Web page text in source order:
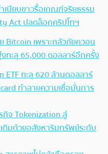
เนียบขาวรื้อเกณฑ์จริยธรรม
Act ปลดล็อกคริปโทฯ
Bitcoin เพราะกลัวภัยควอน
ทะลุ 65,000 ดอลลาร์อีกครั้ง
ETF ทะลุ 620 ล้านดอลลาร์
ทำลายความเชื่อมั่นการ
จ Tokenization สู่
เดิมด้วยอสังหาริมทรัพย์ระดับ